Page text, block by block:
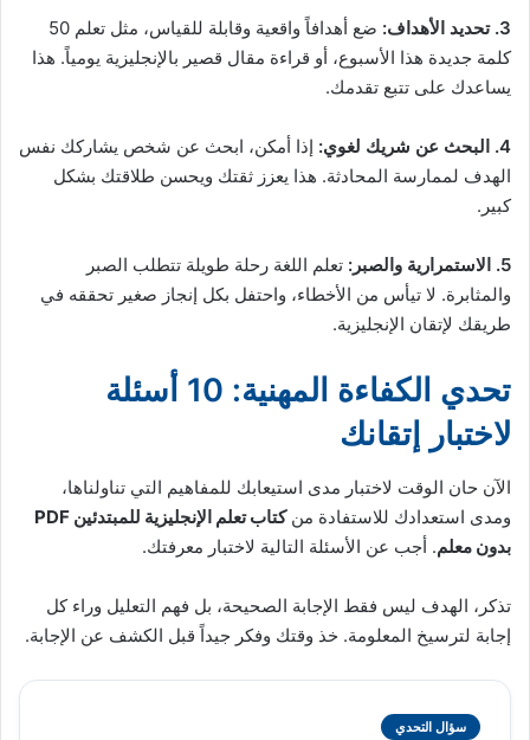
3. تحديد الأهداف:
ضع أهدافاً واقعية وقابلة للقياس، مثل تعلم 50
كلمة جديدة هذا الأسبوع، أو قراءة مقال قصير بالإنجليزية يومياً. هذا
يساعدك على تتبع تقدمك.
4. البحث عن شريك لغوي:
إذا أمكن، ابحث عن شخص يشاركك نفس
الهدف لممارسة المحادثة. هذا يعزز ثقتك ويحسن طلاقتك بشكل
كبير.
5. الاستمرارية والصبر:
تعلم اللغة رحلة طويلة تتطلب الصبر
والمثابرة. لا تيأس من الأخطاء، واحتفل بكل إنجاز صغير تحققه في
طريقك لإتقان الإنجليزية.
تحدي الكفاءة المهنية: 10 أسئلة
لاختبار إتقانك
الآن حان الوقت لاختبار مدى استيعابك للمفاهيم التي تناولناها،
ومدى استعدادك للاستفادة من
كتاب تعلم الإنجليزية للمبتدئين PDF
بدون معلم. أجب عن الأسئلة التالية لاختبار معرفتك.
تذكر، الهدف ليس فقط الإجابة الصحيحة، بل فهم التعليل وراء كل
إجابة لترسيخ المعلومة. خذ وقتك وفكر جيداً قبل الكشف عن الإجابة.
سؤال التحدي